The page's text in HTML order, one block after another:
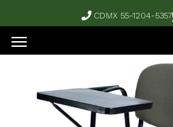
CDMX 55-1204-5357